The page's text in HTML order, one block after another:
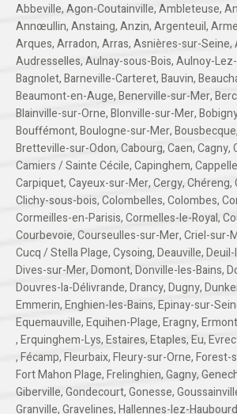
Abbeville,Agon-Coutainville,Ambleteuse,
Annœullin,Anstaing,Anzin,Argenteuil,
Arques,Arradon,Arras,Asnières-sur-Seine,
Audresselles,Aulnay-sous-Bois,Aulnoy-
Bagnolet,Barneville-Carteret,Bauvin,
Beaumont-en-Auge,Benerville-sur-Mer,
Blainville-sur-Orne,Blonville-sur-Mer,
Bouffémont,Boulogne-sur-Mer,Bousbecque,
Bretteville-sur-Odon,Cabourg,Caen,Cagny,
Camiers / Sainte Cécile,Capinghem,
Carpiquet,Cayeux-sur-Mer,Cergy,Chéreng,
Clichy-sous-bois,Colombelles,Colombes,
Cormeilles-en-Parisis,Cormelles-le-Royal,
Courbevoie,Courseulles-sur-Mer,Criel-sur-
Cucq / Stella Plage,Cysoing,Deauville,
Dives-sur-Mer,Domont,Donville-les-Bains,
Douvres-la-Délivrande,Drancy,Dugny,
Emmerin,Enghien-les-Bains,Epinay-sur-
Equemauville,Equihen-Plage,Eragny,Ermont
,Erquinghem-Lys,Estaires,Etaples,Eu,
,Fécamp,Fleurbaix,Fleury-sur-Orne,Forest-
Fort Mahon Plage,Frelinghien,Gagny,
Giberville,Gondecourt,Gonesse,
Granville,Gravelines,Hallennes-lez-